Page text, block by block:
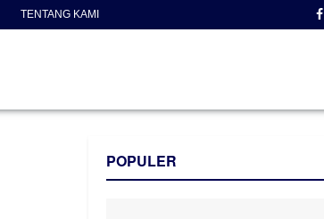
TENTANG KAMI
POPULER